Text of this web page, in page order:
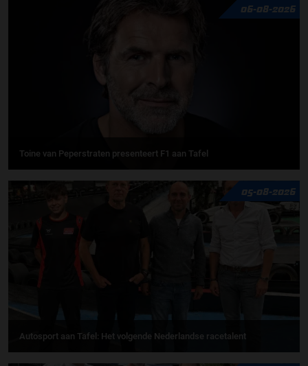
06-08-2026
Toine van Peperstraten presenteert F1 aan Tafel
05-08-2026
Autosport aan Tafel: Het volgende Nederlandse racetalent